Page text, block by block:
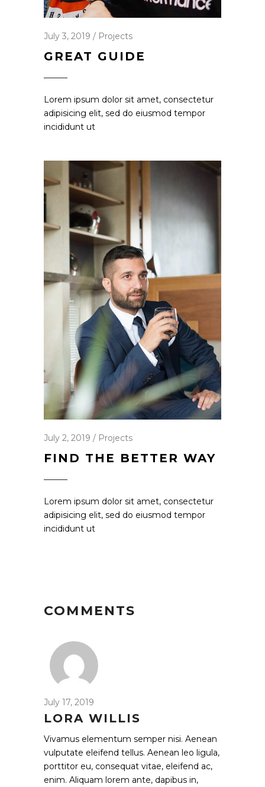
July 3, 2019 Projects
GREAT GUIDE
Lorem ipsum dolor sit amet, consectetur
adipisicing elit, sed do eiusmod tempor
incididunt ut
July 2, 2019 Projects
FIND THE BETTER WAY
Lorem ipsum dolor sit amet, consectetur
adipisicing elit, sed do eiusmod tempor
incididunt ut
COMMENTS
July 17, 2019
LORA WILLIS
Vivamus elementum semper nisi. Aenean
vulputate eleifend tellus. Aenean leo ligula,
porttitor eu, consequat vitae, eleifend ac,
enim. Aliquam lorem ante, dapibus in,